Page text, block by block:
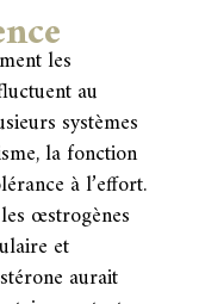
les
au
systèmes
la fonction
à l’effort.
œstrogènes
et
aurait